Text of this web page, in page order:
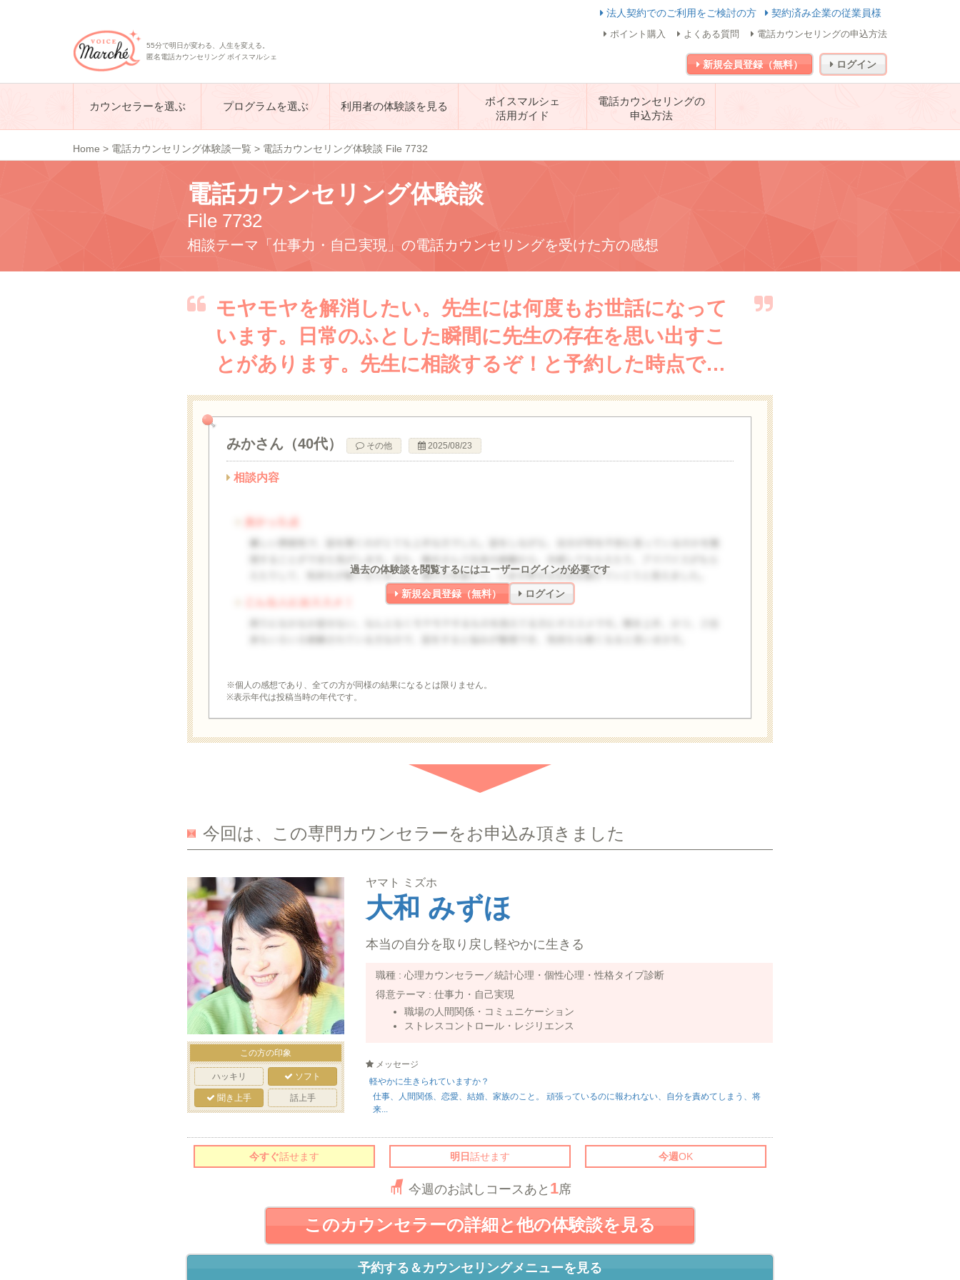
法人契約でのご利用をご検討の方 契約済み企業の従業員様
55分で明日が変わる、人生を変える。
匿名電話カウンセリング ボイスマルシェ
ポイント購入 よくある質問 電話カウンセリングの申込方法
新規会員登録（無料） ログイン
カウンセラーを選ぶ プログラムを選ぶ 利用者の体験談を見る
ボイスマルシェ
活用ガイド
電話カウンセリングの
申込方法
Home > 電話カウンセリング体験談一覧 > 電話カウンセリング体験談 File 7732
電話カウンセリング体験談
File 7732
相談テーマ「仕事力・自己実現」の電話カウンセリングを受けた方の感想
モヤモヤを解消したい。先生には何度もお世話になって
います。日常のふとした瞬間に先生の存在を思い出すこ
とがあります。先生に相談するぞ！と予約した時点で…
みかさん（40代） その他 2025/08/23
相談内容
過去の体験談を閲覧するにはユーザーログインが必要です
新規会員登録（無料） ログイン
※個人の感想であり、全ての方が同様の結果になるとは限りません。
※表示年代は投稿当時の年代です。
今回は、この専門カウンセラーをお申込み頂きました
ヤマト ミズホ
大和 みずほ
本当の自分を取り戻し軽やかに生きる
職種 : 心理カウンセラー／統計心理・個性心理・性格タイプ診断
得意テーマ : 仕事力・自己実現
職場の人間関係・コミュニケーション
ストレスコントロール・レジリエンス
メッセージ
軽やかに生きられていますか？
仕事、人間関係、恋愛、結婚、家族のこと。 頑張っているのに報われない、自分を責めてしまう、将
来...
この方の印象
ハッキリ ソフト
聞き上手 話上手
今すぐ話せます 明日話せます 今週OK
今週のお試しコースあと 1席
このカウンセラーの詳細と他の体験談を見る
予約する＆カウンセリングメニューを見る